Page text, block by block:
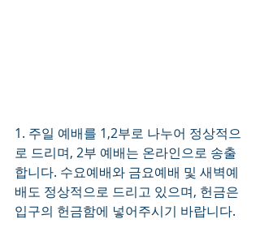
1. 주일 예배를 1,2부로 나누어 정상적으
로 드리며, 2부 예배는 온라인으로 송출
합니다. 수요예배와 금요예배 및 새벽예
배도 정상적으로 드리고 있으며, 헌금은
입구의 헌금함에 넣어주시기 바랍니다.